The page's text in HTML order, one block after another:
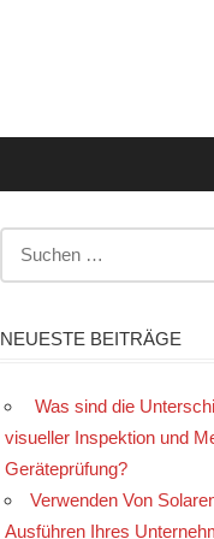
NEUESTE BEITRÄGE
Was sind die
visueller Inspektion und
Geräteprüfung?
Verwenden Von
Ausführen Ihres